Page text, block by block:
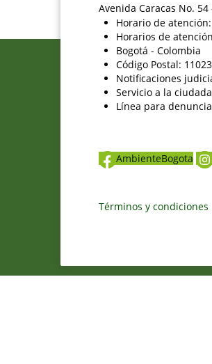
Avenida Caracas No.
Horario de
Horarios de
Bogotá - Colombia
Código Postal:
Notificaciones
Servicio a la
Línea para
AmbienteBogota
Términos y condiciones